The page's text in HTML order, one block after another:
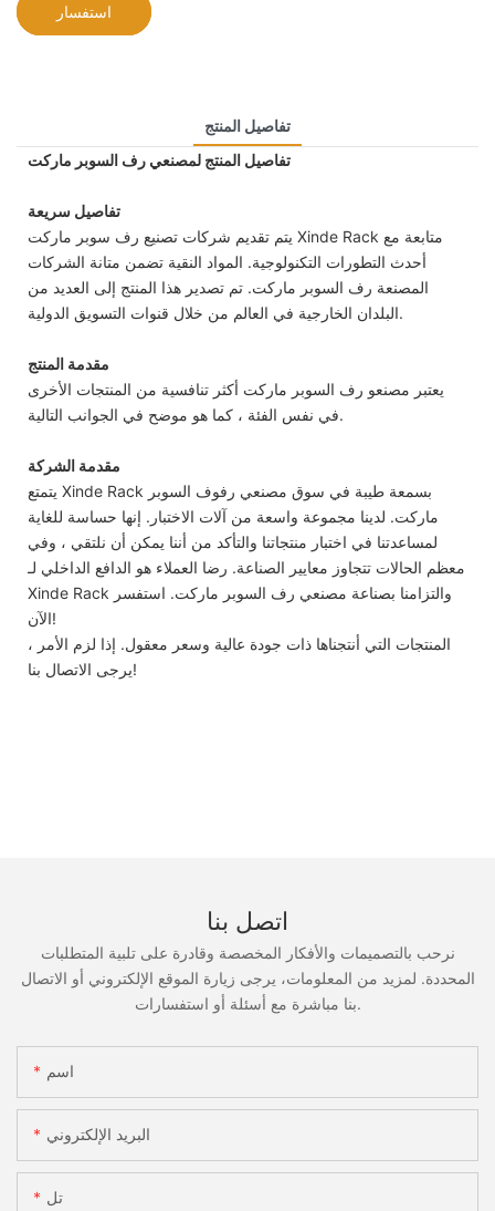
استفسار
تفاصيل المنتج
تفاصيل المنتج لمصنعي رف السوبر ماركت
تفاصيل سريعة
يتم تقديم شركات تصنيع رف سوبر ماركت Xinde Rack متابعة مع
أحدث التطورات التكنولوجية. المواد النقية تضمن متانة الشركات
المصنعة رف السوبر ماركت. تم تصدير هذا المنتج إلى العديد من
البلدان الخارجية في العالم من خلال قنوات التسويق الدولية.
مقدمة المنتج
يعتبر مصنعو رف السوبر ماركت أكثر تنافسية من المنتجات الأخرى
في نفس الفئة ، كما هو موضح في الجوانب التالية.
مقدمة الشركة
يتمتع Xinde Rack بسمعة طيبة في سوق مصنعي رفوف السوبر
ماركت. لدينا مجموعة واسعة من آلات الاختبار. إنها حساسة للغاية
لمساعدتنا في اختبار منتجاتنا والتأكد من أننا يمكن أن نلتقي ، وفي
معظم الحالات تتجاوز معايير الصناعة. رضا العملاء هو الدافع الداخلي لـ
Xinde Rack والتزامنا بصناعة مصنعي رف السوبر ماركت. استفسر
الآن!
المنتجات التي أنتجناها ذات جودة عالية وسعر معقول. إذا لزم الأمر ،
يرجى الاتصال بنا!
اتصل بنا
نرحب بالتصميمات والأفكار المخصصة وقادرة على تلبية المتطلبات
المحددة. لمزيد من المعلومات، يرجى زيارة الموقع الإلكتروني أو الاتصال
بنا مباشرة مع أسئلة أو استفسارات.
اسم
البريد الإلكتروني
تل